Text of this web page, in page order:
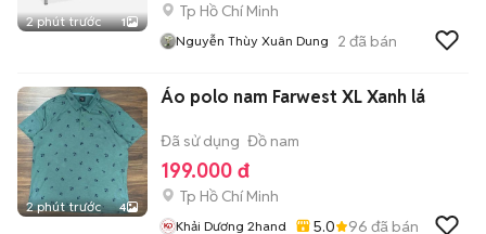
2 phút trước 1
Tp Hồ Chí Minh
Nguyễn Thùy Xuân Dung 2 đã bán
2 phút trước 4
Áo polo nam Farwest XL Xanh lá
Đã sử dụng Đồ nam
199.000 đ
Tp Hồ Chí Minh
Khải Dương 2hand 5.0 96 đã bán